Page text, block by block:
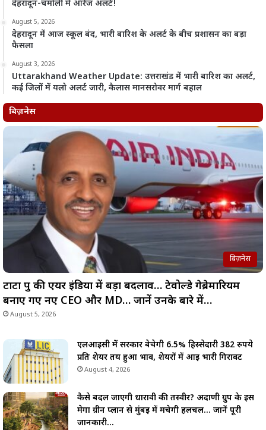
देहरादून-चमोली में ऑरेंज अलर्ट!
August 5, 2026
देहरादून में आज स्कूल बंद, भारी बारिश के अलर्ट के बीच प्रशासन का बड़ा
फैसला
August 3, 2026
Uttarakhand Weather Update: उत्तराखंड में भारी बारिश का अलर्ट,
कई जिलों में यलो अलर्ट जारी, कैलास मानसरोवर मार्ग बहाल
बिज़नेस
बिज़नेस
टाटा ग्रुप की एयर इंडिया में बड़ा बदलाव… टेवोल्डे गेब्रेमारियम
बनाए गए नए CEO और MD… जानें उनके बारे में…
August 5, 2026
एलआईसी में सरकार बेचेगी 6.5% हिस्सेदारी 382 रुपये
प्रति शेयर तय हुआ भाव, शेयरों में आई भारी गिरावट
August 4, 2026
कैसे बदल जाएगी धारावी की तस्वीर? अदाणी ग्रुप के इस
मेगा ग्रीन प्लान से मुंबई में मचेगी हलचल… जानें पूरी
जानकारी…